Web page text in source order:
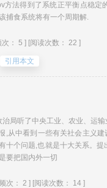
方法得到了系统正平衡点稳定
捕食系统将有一个周期解.
次： 5 ] [阅读次数： 22 ]
引用本文
局听了中央工业、农业、运
,从中看到一些有关社会主义
十个问题,也就是十大关系。提
要把国内外一切
次： 2 ] [阅读次数： 14 ]